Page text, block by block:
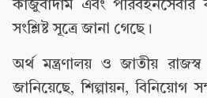
কাজুবাদাম এবং
সংশ্লিষ্ট সূত্রে জানা গেছে।
অর্থ মন্ত্রণালয় ও জাতীয়
জানিয়েছে, শিল্পায়ন, বিনিয়োগ